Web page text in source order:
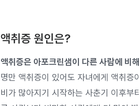
액취증 원인은?
액취증은 아포크린샘이 다른 사람에 비
명만 액취증이 있어도 자녀에게 액취
비가 많아지기 시작하는 사춘기 이후